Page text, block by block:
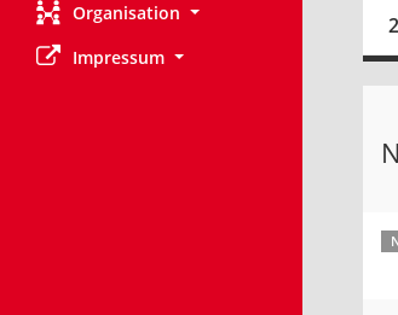
Organisation
Impressum